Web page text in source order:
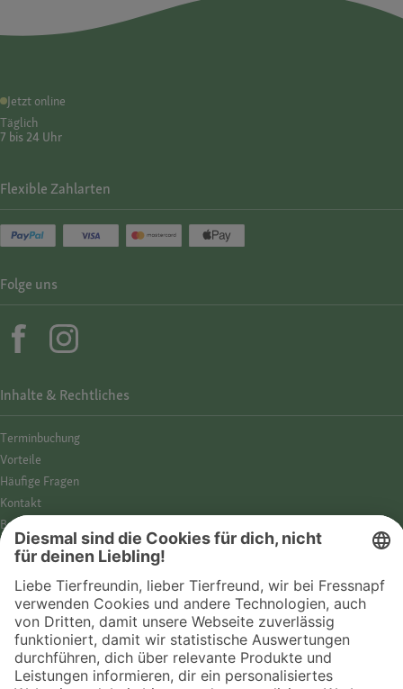
Jetzt online
Täglich
7 bis 24 Uhr
Inhalte & Rechtliches
Termin­buchung
Vorteile
Häufige Fragen
Kontakt
Barrierefreiheit
Impressum
Datenschutz­hinweise
Cookies
AGB
Entdecke Fressnapf
Flexible Zahlarten
Folge uns